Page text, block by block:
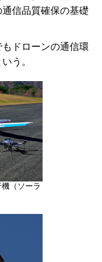
信品質確保の基礎
ドローンの通信環
う。
（ソーラ